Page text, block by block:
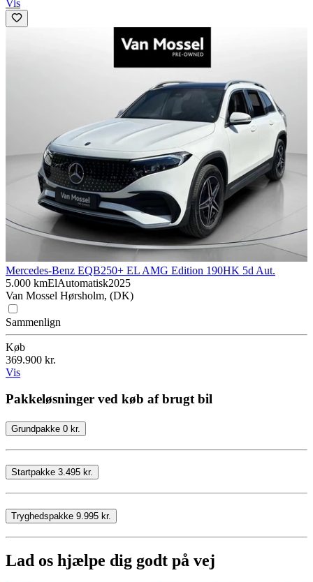
Vis
Mercedes-Benz EQB250+ EL AMG Edition 190HK 5d Aut.
5.000 kmElAutomatisk2025
Van Mossel Hørsholm, (DK)
Sammenlign
Køb
369.900 kr.
Vis
Pakkeløsninger ved køb af brugt bil
Grundpakke 0 kr.
Startpakke 3.495 kr.
Tryghedspakke 9.995 kr.
Lad os hjælpe dig godt på vej